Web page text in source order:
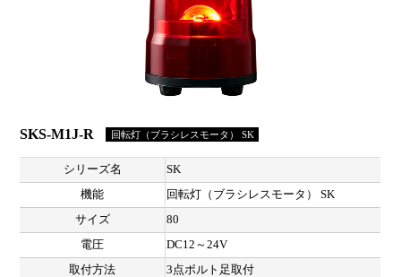
SKS-M1J-R 回転灯（ブラシレスモータ） SK
シリーズ名
SK
機能
回転灯（ブラシレスモータ） SK
サイズ
80
電圧
DC12～24V
取付方法
3点ボルト足取付